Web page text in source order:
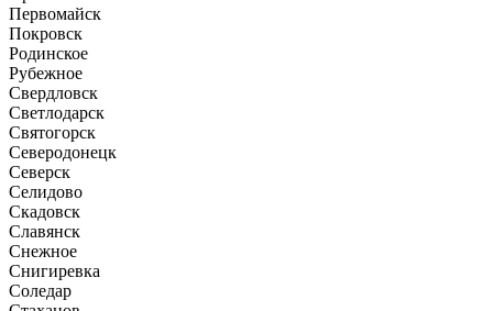
Первомайск
Покровск
Родинское
Рубежное
Свердловск
Светлодарск
Святогорск
Северодонецк
Северск
Селидово
Скадовск
Славянск
Снежное
Снигиревка
Соледар